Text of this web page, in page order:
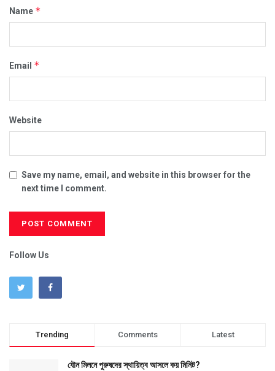
Name *
Email *
Website
Save my name, email, and website in this browser for the
next time I comment.
Follow Us
Trending Comments Latest
যৌন মিলনে পুরুষদের স্থায়িত্ব আসলে কয় মিনিট?